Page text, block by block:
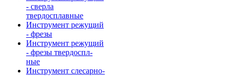
- сверла
твердосплавные
Инструмент режущий
- фрезы
Инструмент режущий
- фрезы твердоспл-
ные
Инструмент слесарно-